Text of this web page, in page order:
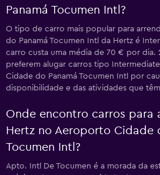
Panamá Tocumen Intl?
O tipo de carro mais popular para
do Panamá Tocumen Intl da Hertz é
carro custa uma média de 70 € por dia.
preferem alugar carros tipo
Cidade do Panamá Tocumen Intl por
disponibilidade e das atividades que
Onde encontro carros para
Hertz no Aeroporto Cidade
Tocumen Intl?
Apto. Intl De Tocumen é a morada da